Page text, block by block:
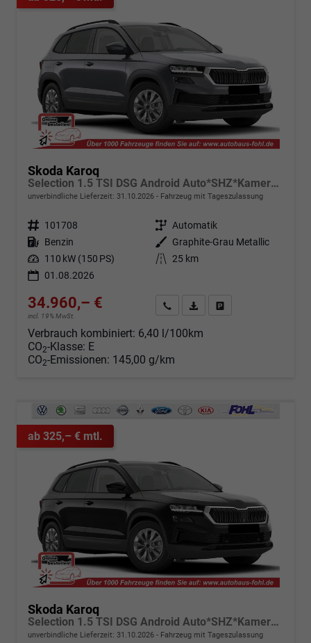
Skoda Karoq
Selection 1.5 TSI DSG Android Auto*SHZ*Kamera*Keyless*PDC v/h*Klimaauto*SUNSET*LED
unverbindliche Lieferzeit: 31.10.2026 Fahrzeug mit Tageszulassung
Fahrzeugnr. 101708 Getriebe Automatik
Kraftstoff Benzin Außenfarbe
Graphite-Grau Metallic
Leistung 110 kW (150 PS) Kilometerstand 25 km
01.08.2026
34.960,– €
incl. 19% MwSt.
Angebot anfordern
Fahrzeugexpose (PDF)
Verbrauch kombiniert: 6,40 l/100km
CO2-Klasse: E
CO2-Emissionen: 145,00 g/km
ab 325,– € mtl.
Skoda Karoq
Selection 1.5 TSI DSG Android Auto*SHZ*Kamera*Keyless*PDC v/h*Klimaauto*SUNSET*LED
unverbindliche Lieferzeit: 31.10.2026 Fahrzeug mit Tageszulassung